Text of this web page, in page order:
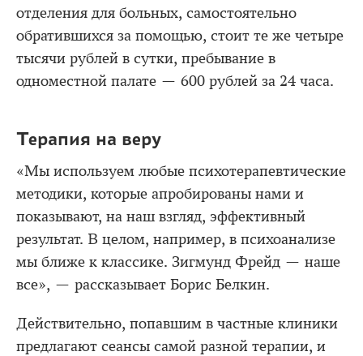
отделения для больных, самостоятельно
обратившихся за помощью, стоит те же четыре
тысячи рублей в сутки, пребывание в
одноместной палате — 600 рублей за 24 часа.
Терапия на веру
«Мы используем любые психотерапевтические
методики, которые апробированы нами и
показывают, на наш взгляд, эффективный
результат. В целом, например, в психоанализе
мы ближе к классике. Зигмунд Фрейд — наше
все», — рассказывает Борис Белкин.
Действительно, попавшим в частные клиники
предлагают сеансы самой разной терапии, и